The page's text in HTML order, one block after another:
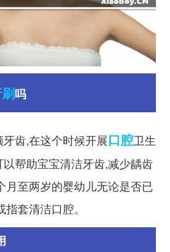
吗
齿,在这个时候开展口腔卫生
帮助宝宝清洁牙齿,减少龋齿
月至两岁的婴幼儿无论是否已
套清洁口腔。